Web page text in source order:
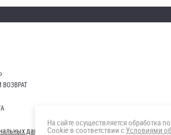
ВОЗВРАТ
данных
На сайте осуществляется обработка
Cookie в соответствии с Условиями